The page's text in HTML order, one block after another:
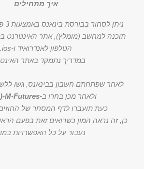
איך מתחילים
תוכנה למחשב (מומלץ), אתר האינטרנט
הטלפון לאנדרואיד ו-ios.
במדריך נתמקד באתר
לאחר שפתחתם חשבון בבינאנס, גשו
ולאחר מכן בחרו ב-M-Futures
כעת תועברו לדף המסחר של
כן, זה נראה המון כשרואים זאת בפעם
נעבור על כל האפשרויות